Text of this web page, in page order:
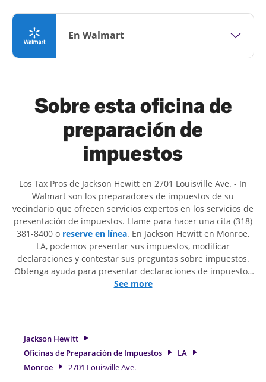
En Walmart
Sobre esta oficina de
preparación de
impuestos
Los Tax Pros de Jackson Hewitt en 2701 Louisville Ave. - In
Walmart son ​​los preparadores de impuestos de su
vecindario que ofrecen servicios expertos en los servicios de
presentación de impuestos. Llame para hacer una cita (318)
381-8400 o reserve en línea. En Jackson Hewitt en Monroe,
LA, podemos presentar sus impuestos, modificar
declaraciones y contestar sus preguntas sobre impuestos.
Obtenga ayuda para presentar declaraciones de impuestos
simples o situaciones más complejas, como los impuestos
necesita servicios de preparación de impuestos en Monroe,
LA, la ubicación de Jackson Hewitt en 2701 Louisville Ave. es
una opción excelente. Con nuestros expertos profesionales
de impuestos, atención al detalle y diversidad de servicios
See more
Jackson Hewitt
Oficinas de Preparación de Impuestos
LA
Monroe
2701 Louisville Ave.